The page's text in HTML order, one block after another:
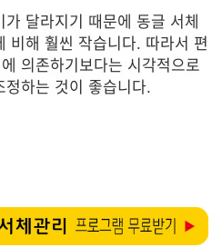
달라지기 때문에 동글 서체
비해 훨씬 작습니다. 따라서 편
의존하기보다는 시각적으로
하는 것이 좋습니다.